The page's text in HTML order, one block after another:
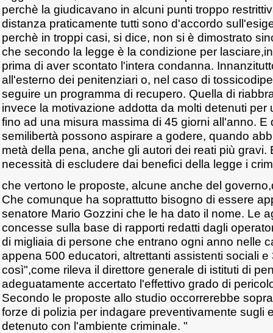
perchè la giudicavano in alcuni punti troppo
distanza praticamente tutti sono d'accordo
perchè in troppi casi, si dice, non si è dimostrato
che secondo la legge è la condizione per
prima di aver scontato l'intera condanna.
all'esterno dei penitenziari o, nel caso di
seguire un programma di recupero. Quella di
invece la motivazione addotta da molti detenuti per
fino ad una misura massima di 45 giorni all'anno. E
semilibertà possono aspirare a godere, quando
metà della pena, anche gli autori dei reati più gravi.
necessità di escludere dai benefici della legge i
che vertono le proposte, alcune anche del
Che comunque ha soprattutto bisogno di essere
senatore Mario Gozzini che le ha dato il nome. Le
concesse sulla base di rapporti redatti dagli
di migliaia di persone che entrano ogni anno nelle
appena 500 educatori, altrettanti assistenti sociali
così",come rileva il direttore generale di istituti di
adeguatamente accertato l'effettivo grado di
Secondo le proposte allo studio occorrerebbe
forze di polizia per indagare preventivamente sugli
detenuto con l'ambiente criminale. "